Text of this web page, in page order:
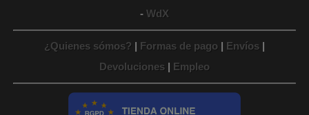
- WdX
¿Quienes sómos? Formas de pago Envíos
Devoluciones
Empleo